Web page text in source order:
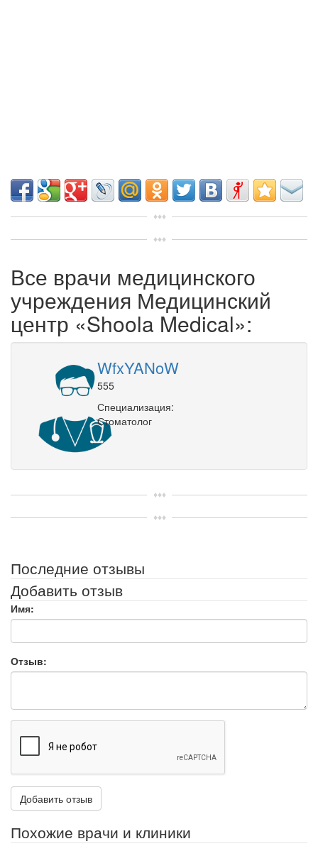
Все врачи медицинского
учреждения Медицинский
центр «Shoola Medical»:
WfxYANoW
555
Специализация:
Стоматолог
Последние отзывы
Добавить отзыв
Имя:
Отзыв:
Похожие врачи и клиники